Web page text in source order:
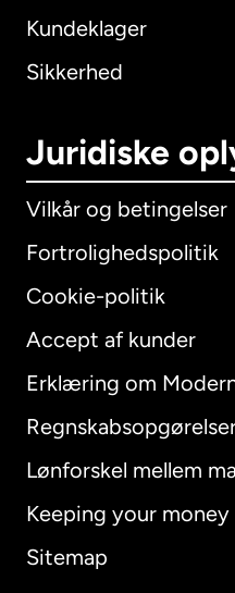
Kundeklager
Sikkerhed
Juridiske
Vilkår og betingelser
Fortrolighedspolitik
Cookie-politik
Accept af kunder
Erklæring om
Lønforskel mellem
Keeping your money
Sitemap
International
Australien